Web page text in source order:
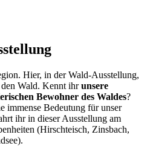
Hier, in der Wald-Ausstellung,
den Wald. Kennt ihrunsere
Bewohner des Waldes?
immense Bedeutung für unser
ihr in dieser Ausstellung am
(Hirschteisch, Zinsbach,